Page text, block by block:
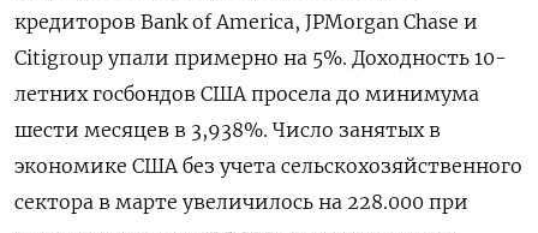
кредиторов Bank of America, JPMorgan Chase и
Citigroup упали примерно на 5%. Доходность 10-
летних госбондов США просела до минимума
шести месяцев в 3,938%. Число занятых в
экономике США без учета сельскохозяйственного
сектора в марте увеличилось на 228.000 при